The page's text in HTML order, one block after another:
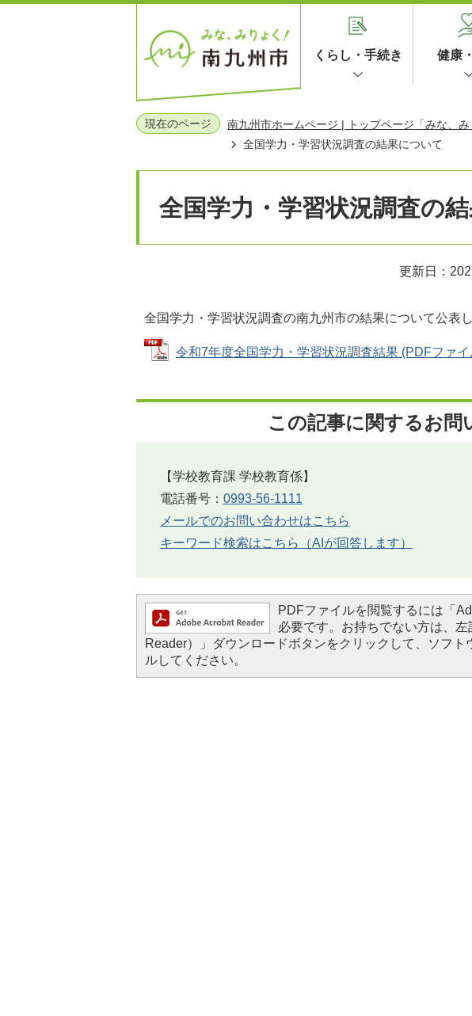
くらし・手続き 健康
現在のページ 南九州市ホームページ | トップページ「みな、み
全国学力・学習状況調査の結果について
全国学力・学習状況調査の
更新日：
全国学力・学習状況調査の南九州市の結果について公表し
令和7年度全国学力・学習状況調査結果 (PDFファ
この記事に関するお問
【学校教育課 学校教育係】
電話番号： 0993-56-1111
メールでのお問い合わせはこちら
キーワード検索はこちら（AIが回答します）
PDFファイルを閲覧するには「
必要です。お持ちでない方は、
Reader）」ダウンロードボタンをクリックして、ソフ
ルしてください。